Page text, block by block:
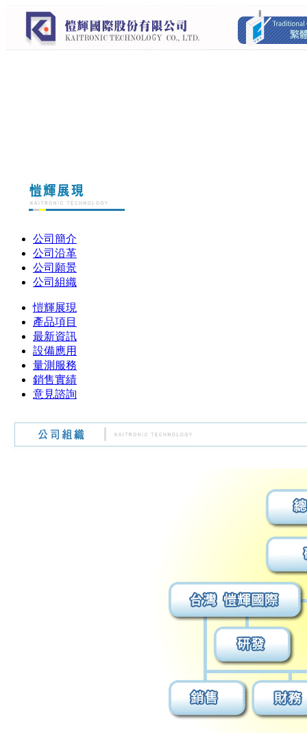
公司簡介
公司沿革
公司願景
公司組織
愷輝展現
產品項目
最新資訊
設備應用
量測服務
銷售實績
意見諮詢